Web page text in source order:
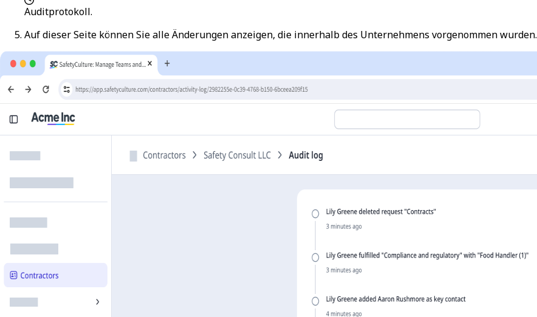
Auditprotokoll.
Auf dieser Seite können Sie alle Änderungen anzeigen, die innerhalb des Unternehmens vorgenommen wurden.